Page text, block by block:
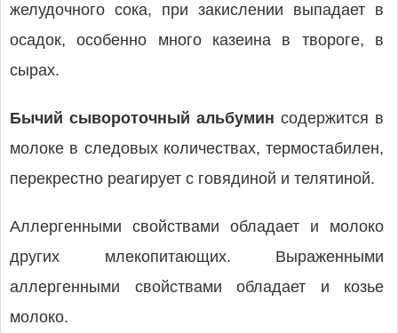
желудочного сока, при закислении выпадает в
осадок, особенно много казеина в твороге, в
сырах.
Бычий сывороточный альбумин содержится в
молоке в следовых количествах, термостабилен,
перекрестно реагирует с говядиной и телятиной.
Аллергенными свойствами обладает и молоко
других млекопитающих. Выраженными
аллергенными свойствами обладает и козье
молоко.